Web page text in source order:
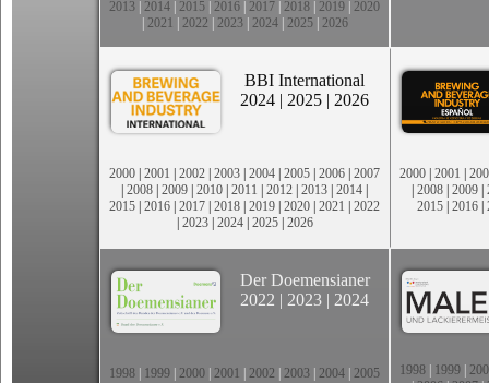
2013 2014 2015 2016 2017 2018 2019 2020
2021 2022 2023| 2024| 2025| 2026
BBI International
2024 | 2025 | 2026
2000 | 2001 | 2002 | 2003 | 2004 | 2005 | 2006 | 2007
| 2008 | 2009 | 2010 | 2011 | 2012 | 2013 | 2014 |
2015 | 2016 | 2017 | 2018 | 2019 | 2020 | 2021 | 2022
| 2023| 2024| 2025| 2026
2000 | 2001 |
| 2008 | 2009 |
2015 | 2016 |
Der Doemensianer
2022 | 2023 | 2024
1998 1999 2000 2001 2002 2003 2004 2005
1998 1999